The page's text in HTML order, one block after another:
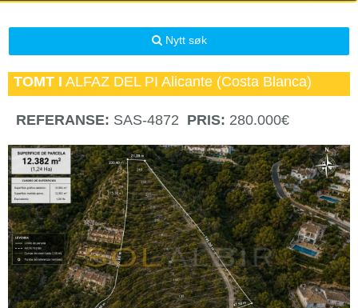
Nytt søk
TOMT I ALFAZ DEL PI Alicante (Costa Blanca)
REFERANSE: SAS-4872 PRIS: 280.000€